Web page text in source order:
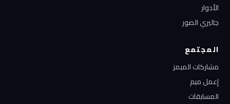
الأدوار
جاليري الصور
المجتمع
مشاركات الميمز
إعمل ميم
المسابقات